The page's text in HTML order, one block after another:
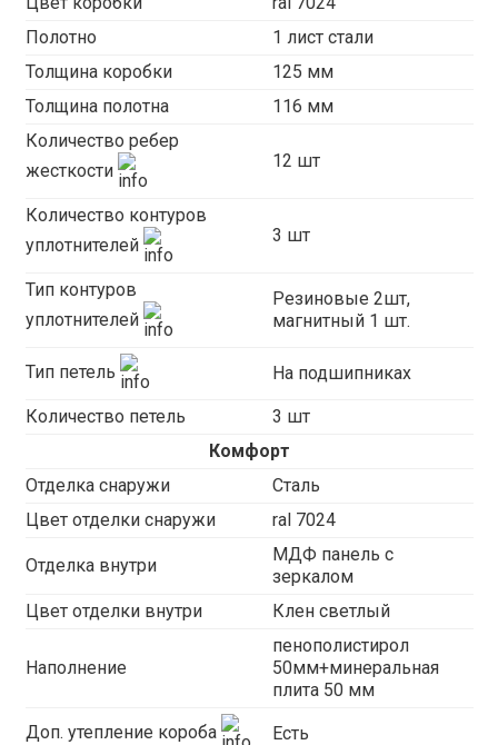
Полотно
1 лист стали
Толщина коробки
125 мм
Толщина полотна
116 мм
Количество ребер
жесткости
12 шт
Количество контуров
уплотнителей
3 шт
Тип контуров
уплотнителей
Резиновые 2шт,
магнитный 1 шт.
Тип петель На подшипниках
Количество петель
3 шт
Комфорт
Отделка снаружи
Сталь
Цвет отделки снаружи
ral 7024
Отделка внутри
МДФ панель с
зеркалом
Цвет отделки внутри
Клен светлый
Наполнение
пенополистирол
50мм+минеральная
плита 50 мм
Доп. утепление короба Есть